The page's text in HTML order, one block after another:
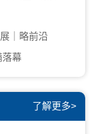
｜略前沿
幕
了解更多>